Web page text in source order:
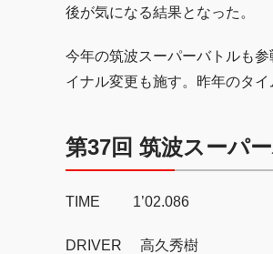
後が気になる結果となった。
今年の筑波スーパーバトルも
イナル変更も施す。昨年のタ
第37回 筑波スーパ
TIME 1’02.086
DRIVER 高久秀樹